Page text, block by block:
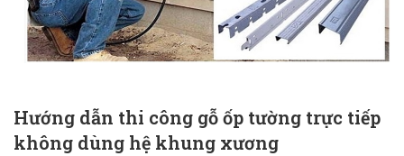
Hướng dẫn thi công gỗ ốp tường trực tiếp
không dùng hệ khung xương